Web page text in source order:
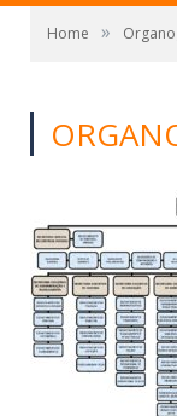
Home »